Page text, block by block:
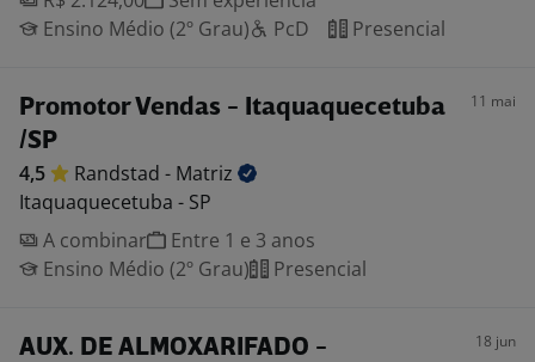
Ensino Médio (2º Grau)
PcD Presencial
Promotor Vendas - Itaquaquecetuba
/SP
11 mai
4,5 Randstad - Matriz
Itaquaquecetuba - SP
A combinar
Entre 1 e 3 anos
Ensino Médio (2º Grau)
Presencial
AUX. DE ALMOXARIFADO -
18 jun